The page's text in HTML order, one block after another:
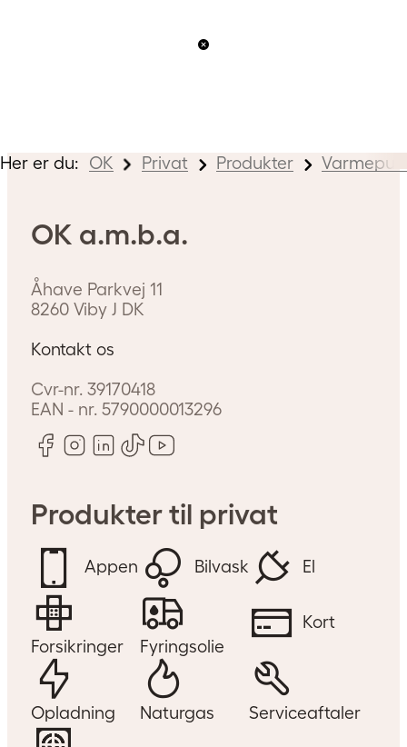
Her er du: OK Privat Produkter
OK a.m.b.a.
Åhave Parkvej 11
8260 Viby J DK
Kontakt os
Cvr-nr. 39170418
EAN - nr.5790000013296
Produkter til privat
Appen Bilvask El
Forsikringer Fyringsolie
Kort
Opladning Naturgas Serviceaftaler